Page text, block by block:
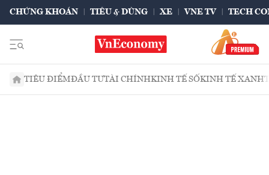
CHỨNG KHOÁN TIÊU & DÙNG XE VNE TV TECH
TIÊU ĐIỂMĐẦU TƯTÀI CHÍNHKINH TẾ SỐKINH TẾ XANH